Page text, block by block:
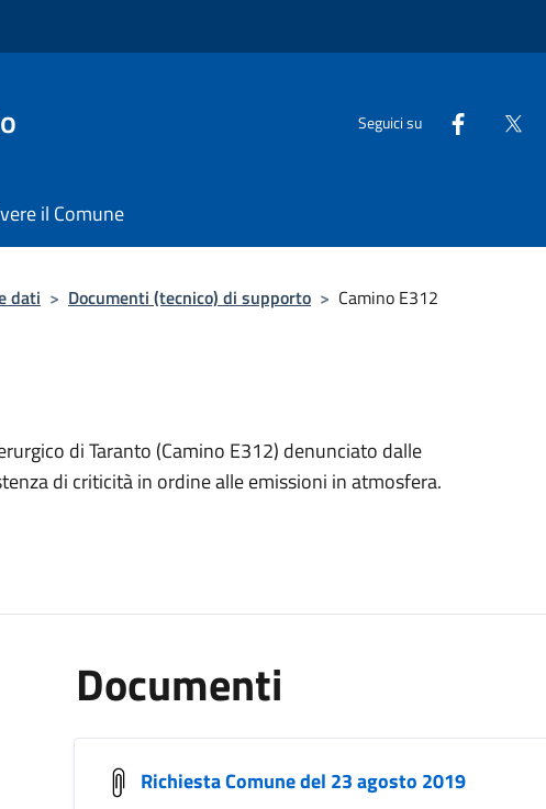
Seguici su
il Comune
dati > Documenti (tecnico) di supporto > Camino E312
di Taranto (Camino E312) denunciato dalle
di criticità in ordine alle emissioni in atmosfera.
Documenti
Richiesta Comune del 23 agosto 2019